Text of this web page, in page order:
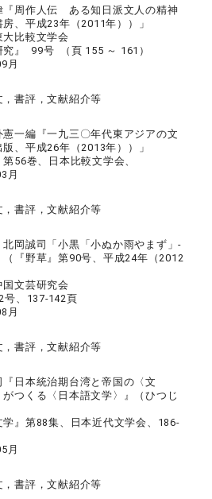
『周作人伝 ある知日派文人の精神
、平成23年（2011年））」
大比較文学会
究』 99号 （頁 155 ～ 161）
月
，書評，文献紹介等
憲一編『一九三〇年代東アジアの文
、平成26年（2013年））」
第56巻、日本比較文学会、
月
，書評，文献紹介等
北岡誠司「小黒「小ぬか雨やまず」‐
『野草』第90号、平成24年（2012
国文芸研究会
号、137-142頁
月
，書評，文献紹介等
『日本統治期台湾と帝国の〈文
つくる〈日本語文学〉』（ひつじ
学』第88集、日本近代文学会、186-
月
，書評，文献紹介等